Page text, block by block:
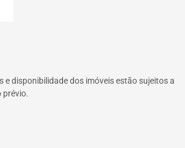
e disponibilidade dos imóveis estão sujeitos a
prévio.